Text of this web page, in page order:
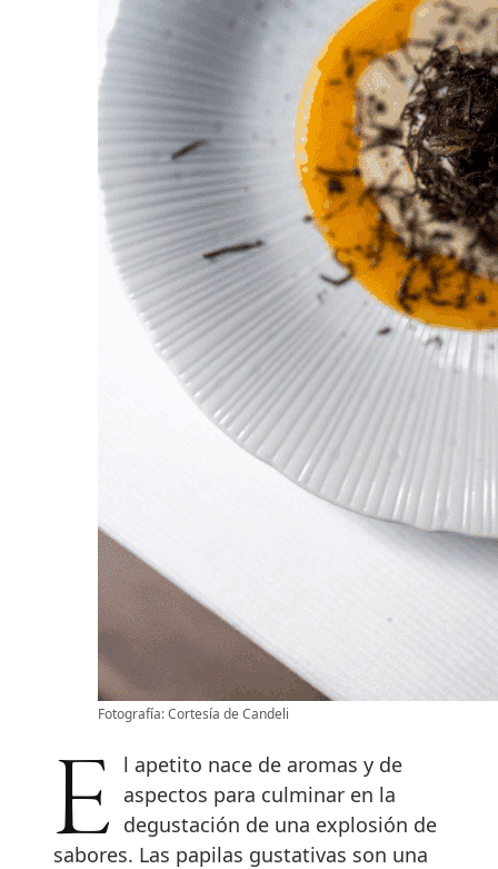
Fotografía: Cortesía de Candeli
El apetito nace de aromas y de aspectos para culminar en la
degustación de una explosión de
sabores. Las papilas gustativas son una